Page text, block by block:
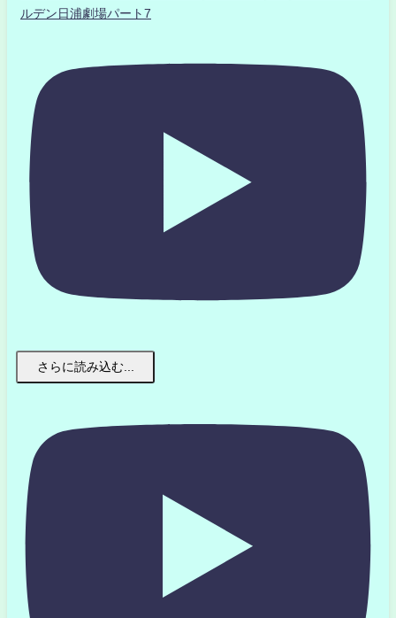
ルデン日浦劇場パート7
さらに読み込む...